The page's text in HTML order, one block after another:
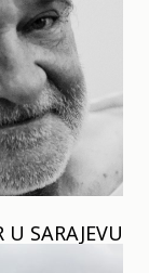
U SARAJEVU